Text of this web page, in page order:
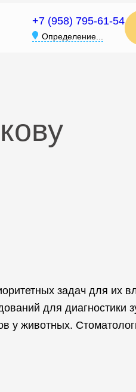
+7 (958) 795-61-54
Определение...
задач для их
для диагностики
у животных.